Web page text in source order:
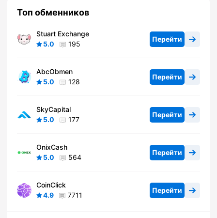
Топ обменников
Stuart Exchange
5.0
195
Перейти
AbcObmen
5.0
128
Перейти
SkyCapital
5.0
177
Перейти
OnixCash
5.0
564
Перейти
CoinClick
4.9
7711
Перейти